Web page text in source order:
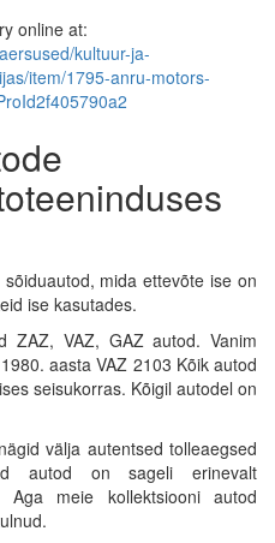
online at:
kultuur-ja-
item/1795-anru-motors-
mida ettevõte ise on
ise kasutades.
ZAZ, VAZ, GAZ autod. Vanim
aasta VAZ 2103 Kõik autod
seisukorras. Kõigil autodel on
välja autentsed tolleaegsed
autod on sageli erinevalt
Aga meie kollektsiooni autod